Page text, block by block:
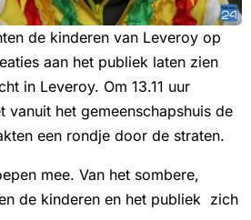
de kinderen van Leveroy op
aan het publiek laten zien
in Leveroy. Om 13.11 uur
vanuit het gemeenschapshuis de
een rondje door de straten.
mee. Van het sombere,
de kinderen en het publiek zich